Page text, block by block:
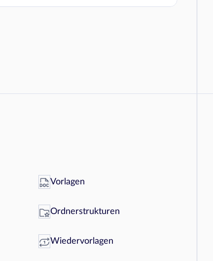
Vorlagen
Ordnerstrukturen
Wiedervorlagen